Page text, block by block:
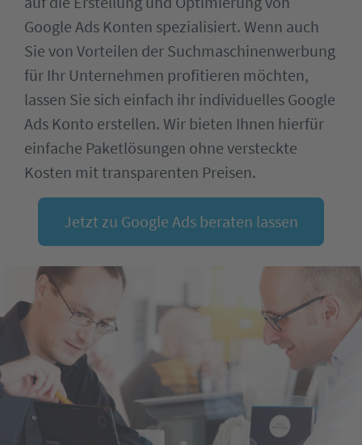
Google Ads Konten spezialisiert. Wenn auch
Sie von Vorteilen der Suchmaschinenwerbung
für Ihr Unternehmen profitieren möchten,
lassen Sie sich einfach ihr individuelles Google
Ads Konto erstellen. Wir bieten Ihnen hierfür
einfache Paketlösungen ohne versteckte
Kosten mit transparenten Preisen.
Jetzt zu Google Ads beraten lassen